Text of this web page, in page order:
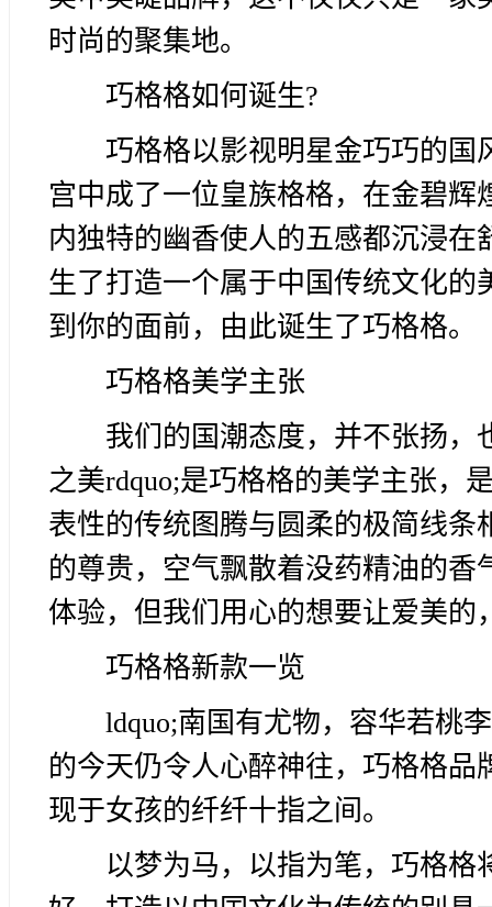
时尚的聚集地。
巧格格如何诞生?
巧格格以影视明星金巧巧的国
宫中成了一位皇族格格，在金碧
内独特的幽香使人的五感都沉浸
生了打造一个属于中国传统文化
到你的面前，由此诞生了巧格格。
巧格格美学主张
我们的国潮态度，并不张扬，
之美rdquo;是巧格格的美学主张，
表性的传统图腾与圆柔的极简线
的尊贵，空气飘散着没药精油的
体验，但我们用心的想要让爱美
巧格格新款一览
ldquo;南国有尤物，容华若桃
的今天仍令人心醉神往，巧格格
现于女孩的纤纤十指之间。
以梦为马，以指为笔，巧格